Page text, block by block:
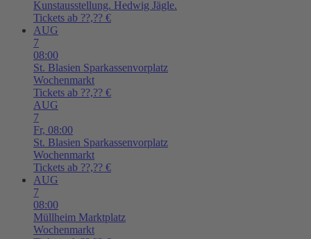
Kunstausstellung. Hedwig Jägle.
Tickets ab ??,?? €
AUG
7
08:00
St. Blasien Sparkassenvorplatz
Wochenmarkt
Tickets ab ??,?? €
AUG
7
Fr, 08:00
St. Blasien Sparkassenvorplatz
Wochenmarkt
Tickets ab ??,?? €
AUG
7
08:00
Müllheim Marktplatz
Wochenmarkt